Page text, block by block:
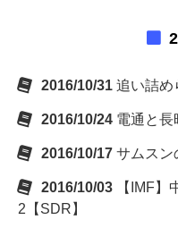
2016/10/31 追い詰め
2016/10/24 電通と長
2016/10/17 サムスン
2016/10/03
【IMF
2【SDR】